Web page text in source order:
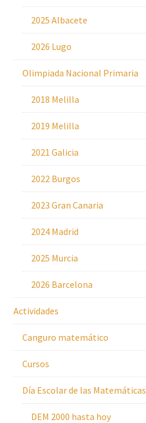
2025 Albacete
2026 Lugo
Olimpiada Nacional Primaria
2018 Melilla
2019 Melilla
2021 Galicia
2022 Burgos
2023 Gran Canaria
2024 Madrid
2025 Murcia
2026 Barcelona
Actividades
Canguro matemático
Cursos
Día Escolar de las Matemáticas
DEM 2000 hasta hoy